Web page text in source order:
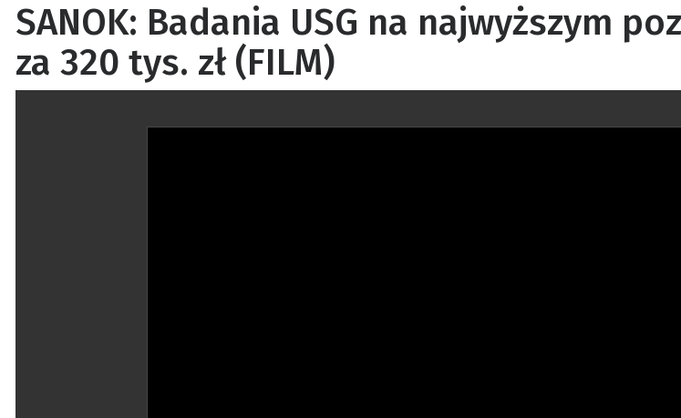
SANOK: Badania USG na najwyższym
za 320 tys. zł (FILM)